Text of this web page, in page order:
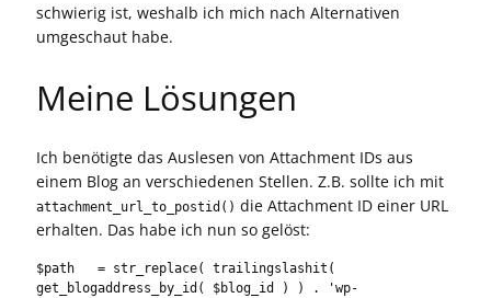
schwierig ist, weshalb ich mich nach Alternativen
umgeschaut habe.
Meine Lösungen
Ich benötigte das Auslesen von Attachment IDs aus
einem Blog an verschiedenen Stellen. Z.B. sollte ich mit
attachment_url_to_postid() die Attachment ID einer URL
erhalten. Das habe ich nun so gelöst:
$path   = str_replace( trailingslashit(
get_blogaddress_by_id( $blog_id ) ) . 'wp-